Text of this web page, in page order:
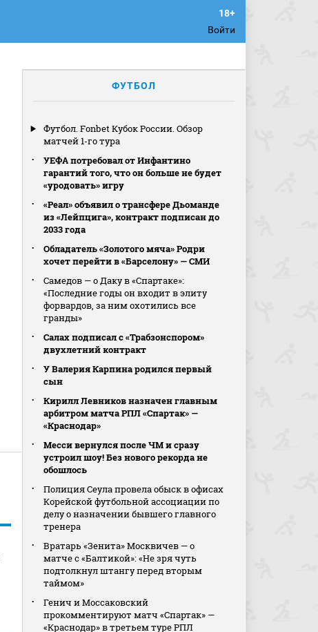
Войти
ФУТБОЛ
Футбол. Fonbet Кубок России. Обзор
матчей 1-го тура
УЕФА потребовал от Инфантино
гарантий того, что он больше не будет
«уродовать» игру
«Реал» объявил о трансфере Дьоманде
из «Лейпцига», контракт подписан до
2033 года
Обладатель «Золотого мяча» Родри
хочет перейти в «Барселону» — СМИ
Самедов — о Даку в «Спартаке»:
«Последние годы он входит в элиту
форвардов, за ним охотились все
гранды»
Салах подписал с «Трабзонспором»
двухлетний контракт
У Валерия Карпина родился первый
сын
Кирилл Левников назначен главным
арбитром матча РПЛ «Спартак» —
«Краснодар»
Месси вернулся после ЧМ и сразу
устроил шоу! Без нового рекорда не
обошлось
Полиция Сеула провела обыск в офисах
Корейской футбольной ассоциации по
делу о назначении бывшего главного
тренера
Вратарь «Зенита» Москвичев — о
матче с «Балтикой»: «Не зря чуть
подтолкнул штангу перед вторым
таймом»
Генич и Моссаковский
прокомментируют матч «Спартак» —
«Краснодар» в третьем туре РПЛ